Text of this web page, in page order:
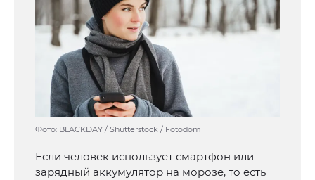
Фото: BLACKDAY / Shutterstock / Fotodom
Если человек использует смартфон или
зарядный аккумулятор на морозе, то есть